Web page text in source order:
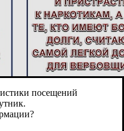
посещений